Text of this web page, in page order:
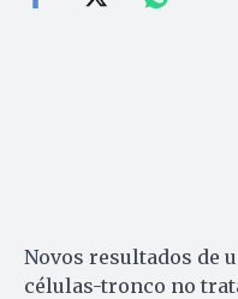
Novos resultados de
células-tronco no